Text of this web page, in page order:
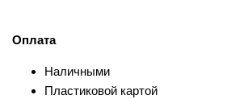
Оплата
Наличными
Пластиковой картой